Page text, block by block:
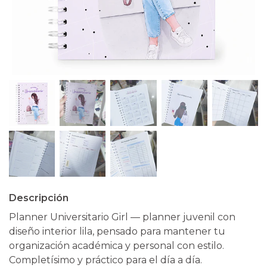
Descripción
Planner Universitario Girl — planner juvenil con
diseño interior lila, pensado para mantener tu
organización académica y personal con estilo.
Completísimo y práctico para el día a día.